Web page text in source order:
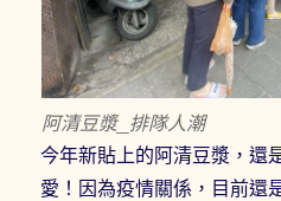
阿清豆漿_排隊人潮
今年新貼上的阿清豆漿，還
愛！因為疫情關係，目前還